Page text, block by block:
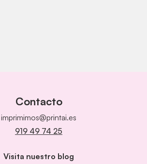
Contacto
imprimimos@printai.es
919 49 74 25
Visita nuestro blog